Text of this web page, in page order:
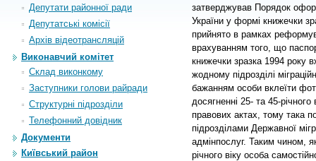
Депутати районної ради
Депутатські комісії
Архiв вiдеотрансляцiй
Виконавчий комітет
Склад виконкому
Заступники голови райради
Структурні підрозділи
Телефонний довідник
Документи
Київський район
затверджував Порядок
України у формі книжечки
прийнято в рамках
врахуванням того, що
книжечки зразка 1994 року
жодному підрозділі
бажанням особи вклеїти
досягненні 25- та 45-
правових актах, тому така
підрозділами Державної
адмінпослуг. Таким чином,
річного віку особа